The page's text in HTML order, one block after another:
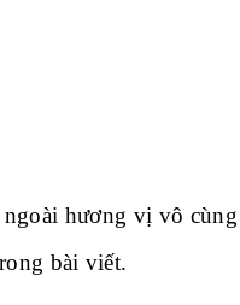
hương vị vô
bài viết.